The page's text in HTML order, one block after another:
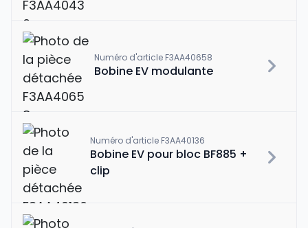
Numéro d'article F3AA40658
Bobine EV modulante
Numéro d'article F3AA40136
Bobine EV pour bloc BF885 +
clip